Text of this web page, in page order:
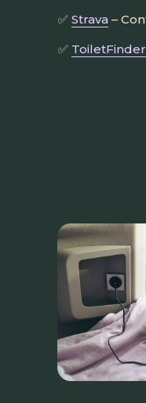
✅ Strava –
✅ ToiletFinder